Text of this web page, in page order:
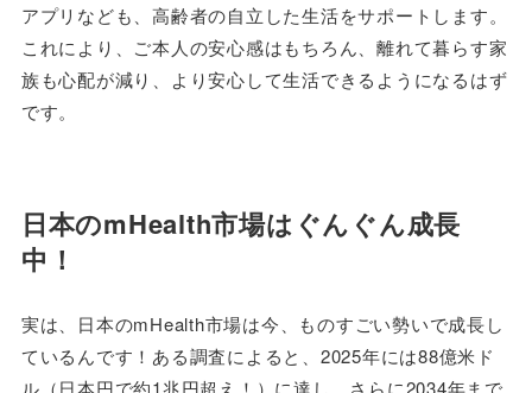
アプリなども、高齢者の自立した生活をサポートします。
これにより、ご本人の安心感はもちろん、離れて暮らす家
族も心配が減り、より安心して生活できるようになるはず
です。
日本のmHealth市場はぐんぐん成長
中！
実は、日本のmHealth市場は今、ものすごい勢いで成長し
ているんです！ある調査によると、2025年には88億米ド
ル（日本円で約1兆円超え！）に達し、さらに2034年まで